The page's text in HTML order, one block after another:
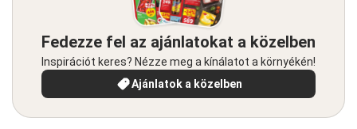
Fedezze fel az ajánlatokat a közelben
Inspirációt keres? Nézze meg a kínálatot a környékén!
Ajánlatok a közelben